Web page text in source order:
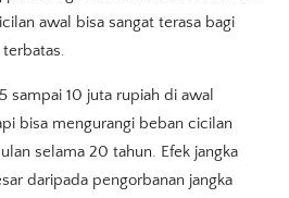
awal bisa sangat terasa bagi
sampai 10 juta rupiah di awal
bisa mengurangi beban cicilan
selama 20 tahun. Efek jangka
daripada pengorbanan jangka